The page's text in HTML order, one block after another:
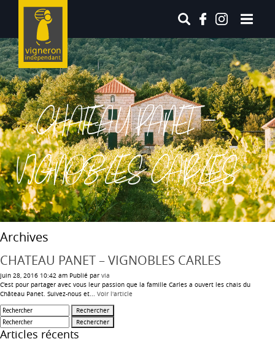
CHATEAU PANET –
VIGNOBLES CARLES
Archives
CHATEAU PANET – VIGNOBLES CARLES
juin 28, 2016 10:42 am Publié par via
C’est pour partager avec vous leur passion que la famille Carles a ouvert les chais du
Château Panet. Suivez-nous et... Voir l'article
Rechercher
Rechercher
Articles récents